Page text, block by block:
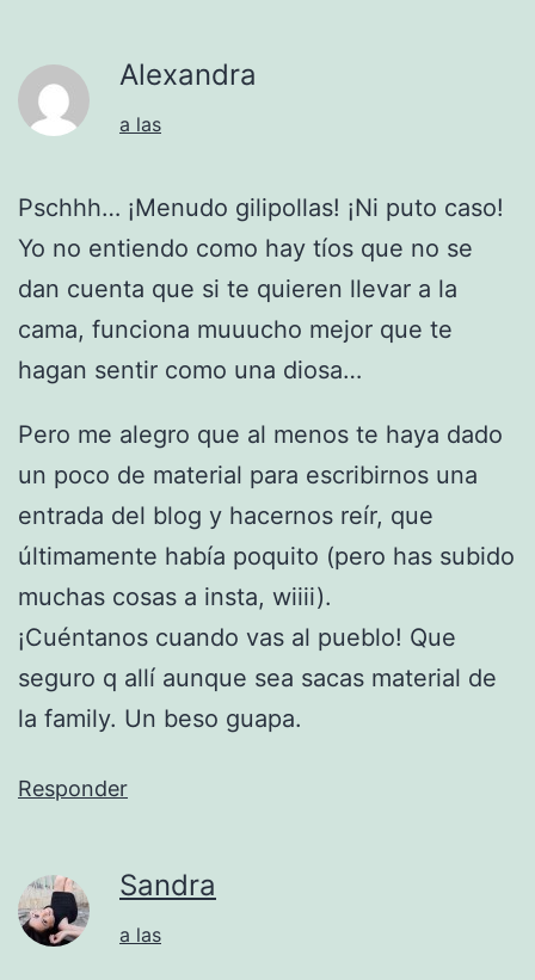
Alexandra
a las
Pschhh… ¡Menudo gilipollas! ¡Ni puto caso!
Yo no entiendo como hay tíos que no se
dan cuenta que si te quieren llevar a la
cama, funciona muuucho mejor que te
hagan sentir como una diosa…
Pero me alegro que al menos te haya dado
un poco de material para escribirnos una
entrada del blog y hacernos reír, que
últimamente había poquito (pero has subido
muchas cosas a insta, wiiii).
¡Cuéntanos cuando vas al pueblo! Que
seguro q allí aunque sea sacas material de
la family. Un beso guapa.
Responder
Sandra
a las